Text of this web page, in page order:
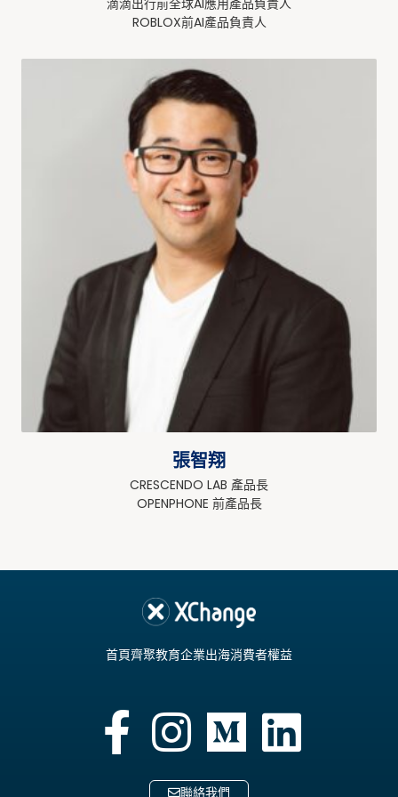
滴滴出行前全球AI應用產品負責人
ROBLOX前AI產品負責人
張智翔
CRESCENDO LAB 產品長
OPENPHONE 前產品長
首頁齊聚教育企業出海消費者權益
聯絡我們